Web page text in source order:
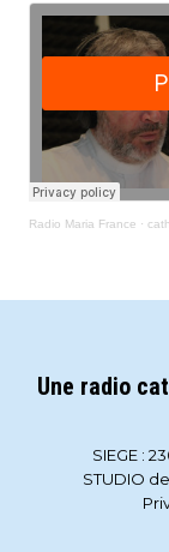
Radio Maria France ·
Une radio
SIEGE :
STUDIO